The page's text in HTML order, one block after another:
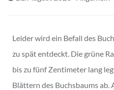
Leider wird ein Befall des
zu spät entdeckt. Die grüne
bis zu fünf Zentimeter lang
Blättern des Buchsbaums ab.